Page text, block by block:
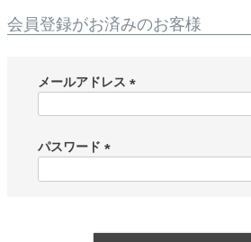
会員登録がお済みのお客様
メールアドレス
)
パスワード